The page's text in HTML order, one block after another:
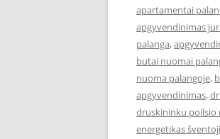
apartamentai
apgyvendinimas
palanga,
butai nuomai
nuoma palangoje,
apgyvendinimas,
druskininku poilsio
energetikas šventoji